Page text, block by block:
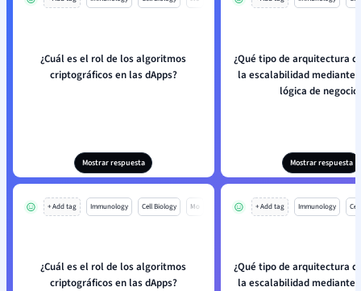
¿Cuál es el rol de los algoritmos
criptográficos en las dApps?
Mostrar respuesta
¿Qué tipo de arquitectura
la escalabilidad mediante
lógica de
Mostrar respuesta
+ Add tag Immunology Cell Biology Mo
¿Cuál es el rol de los algoritmos
criptográficos en las dApps?
+ Add tag Immunology
¿Qué tipo de arquitectura
la escalabilidad mediante